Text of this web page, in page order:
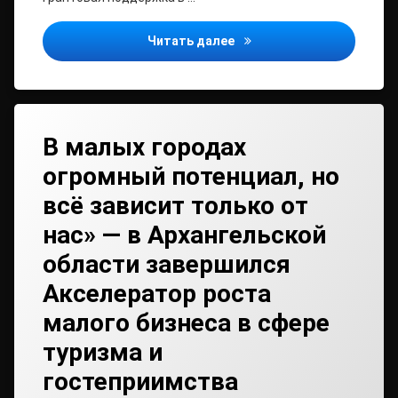
Читать далее Уважаемые
В малых городах
огромный потенциал, но
всё зависит только от
нас» — в Архангельской
области завершился
Акселератор роста
малого бизнеса в сфере
туризма и
гостеприимства